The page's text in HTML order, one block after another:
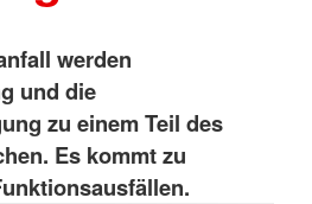
werden
und die
zu einem Teil des
Es kommt zu